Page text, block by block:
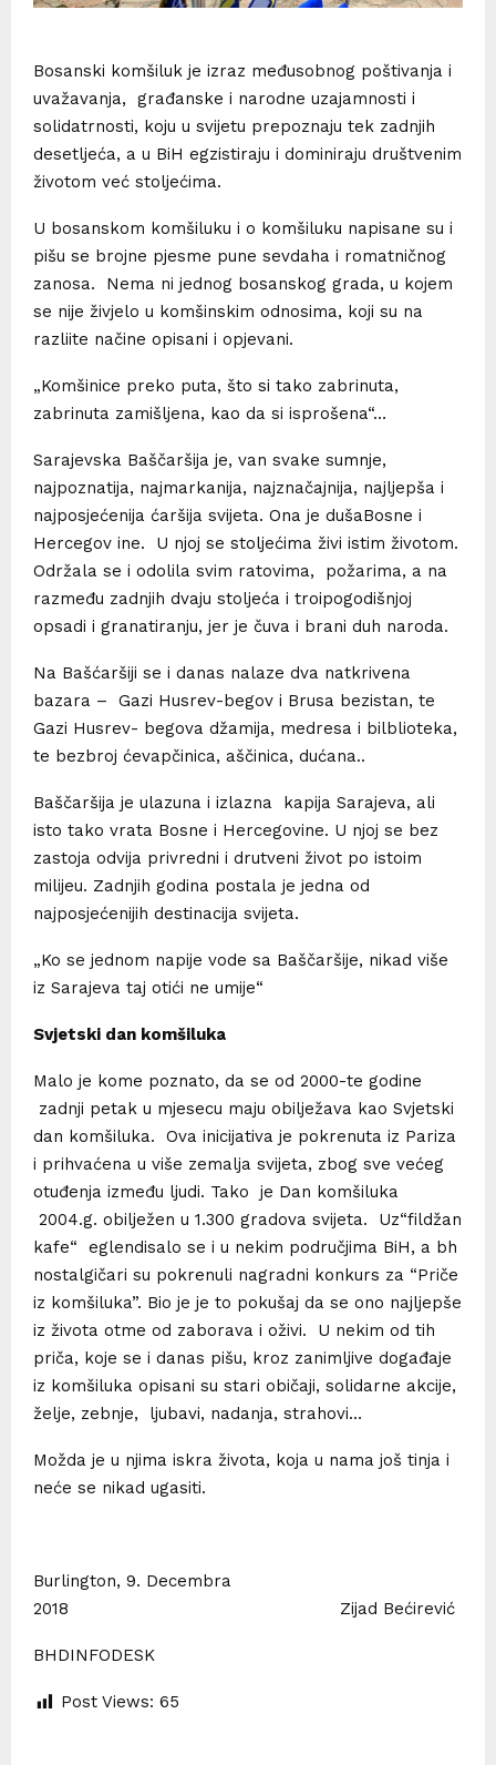
Bosanski komšiluk je izraz međusobnog poštivanja i
uvažavanja, građanske i narodne uzajamnosti i
solidatrnosti, koju u svijetu prepoznaju tek zadnjih
desetljeća, a u BiH egzistiraju i dominiraju društvenim
životom već stoljećima.
U bosanskom komšiluku i o komšiluku napisane su i
pišu se brojne pjesme pune sevdaha i romatničnog
zanosa. Nema ni jednog bosanskog grada, u kojem
se nije živjelo u komšinskim odnosima, koji su na
razliite načine opisani i opjevani.
„Komšinice preko puta, što si tako zabrinuta,
zabrinuta zamišljena, kao da si isprošena“…
Sarajevska Baščaršija je, van svake sumnje,
najpoznatija, najmarkanija, najznačajnija, najljepša i
najposjećenija ćaršija svijeta. Ona je dušaBosne i
Hercegov ine. U njoj se stoljećima živi istim životom.
Održala se i odolila svim ratovima, požarima, a na
razmeđu zadnjih dvaju stoljeća i troipogodišnjoj
opsadi i granatiranju, jer je čuva i brani duh naroda.
Na Bašćaršiji se i danas nalaze dva natkrivena
bazara – Gazi Husrev-begov i Brusa bezistan, te
Gazi Husrev- begova džamija, medresa i bilblioteka,
te bezbroj ćevapčinica, aščinica, dućana..
Baščaršija je ulazuna i izlazna kapija Sarajeva, ali
isto tako vrata Bosne i Hercegovine. U njoj se bez
zastoja odvija privredni i drutveni život po istoim
milijeu. Zadnjih godina postala je jedna od
najposjećenijih destinacija svijeta.
„Ko se jednom napije vode sa Baščaršije, nikad više
iz Sarajeva taj otići ne umije“
Svjetski dan komšiluka
Malo je kome poznato, da se od 2000-te godine
zadnji petak u mjesecu maju obilježava kao Svjetski
dan komšiluka. Ova inicijativa je pokrenuta iz Pariza
i prihvaćena u više zemalja svijeta, zbog sve većeg
otuđenja između ljudi. Tako je Dan komšiluka
2004.g. obilježen u 1.300 gradova svijeta. Uz“fildžan
kafe“ eglendisalo se i u nekim područjima BiH, a bh
nostalgičari su pokrenuli nagradni konkurs za “Priče
iz komšiluka”. Bio je je to pokušaj da se ono najljepše
iz života otme od zaborava i oživi. U nekim od tih
priča, koje se i danas pišu, kroz zanimljive događaje
iz komšiluka opisani su stari običaji, solidarne akcije,
želje, zebnje, ljubavi, nadanja, strahovi…
Možda je u njima iskra života, koja u nama još tinja i
neće se nikad ugasiti.
Burlington, 9. Decembra
2018 Zijad Bećirević
BHDINFODESK
Post Views: 65